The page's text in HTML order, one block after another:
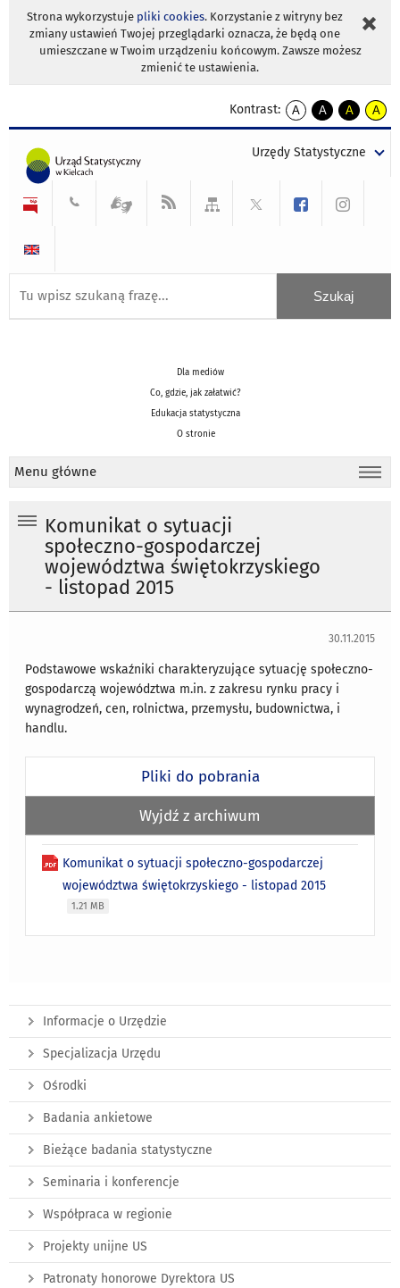
Strona wykorzystuje pliki cookies. Korzystanie z witryny bez
zmiany ustawień Twojej przeglądarki oznacza, że będą one
umieszczane w Twoim urządzeniu końcowym. Zawsze możesz
zmienić te ustawienia.
Kontrast:
A
kontrast
A
kontrast
tekst
czarnym
A
kontrast
tekst
czarnym
A
tekst
żółtym
Urzędy Statystyczne
Dla mediów
Co, gdzie, jak załatwić?
Edukacja statystyczna
O stronie
Menu główne
Komunikat o sytuacji
społeczno-gospodarczej
województwa świętokrzyskiego
- listopad 2015
30.11.2015
Podstawowe wskaźniki charakteryzujące sytuację społeczno-
gospodarczą województwa m.in. z zakresu rynku pracy i
wynagrodzeń, cen, rolnictwa, przemysłu, budownictwa, i
handlu.
Pliki do pobrania
Wyjdź z archiwum
Komunikat o sytuacji społeczno-gospodarczej
województwa świętokrzyskiego - listopad 2015
1.21 MB
Informacje o Urzędzie
Specjalizacja Urzędu
Ośrodki
Badania ankietowe
Bieżące badania statystyczne
Seminaria i konferencje
Współpraca w regionie
Projekty unijne US
Patronaty honorowe Dyrektora US